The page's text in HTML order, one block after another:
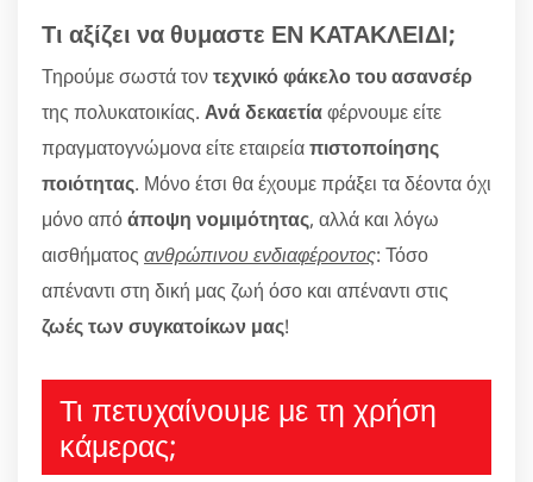
Τι αξίζει να θυμαστε ΕΝ ΚΑΤΑΚΛΕΙΔΙ;
Τηρούμε σωστά τοντεχνικό φάκελο του ασανσέρ
της πολυκατοικίας. Ανά δεκαετίαφέρνουμε είτε
πραγματογνώμονα είτε εταιρείαπιστοποίησης
ποιότητας. Μόνο έτσι θα έχουμε πράξει τα δέοντα όχι
μόνο απόάποψη νομιμότητας, αλλά και λόγω
αισθήματος ανθρώπινου ενδιαφέροντος: Τόσο
απέναντι στη δική μας ζωή όσο και απέναντι στις
ζωές των συγκατοίκων μας!
Τι πετυχαίνουμε με τη χρήση
κάμερας;